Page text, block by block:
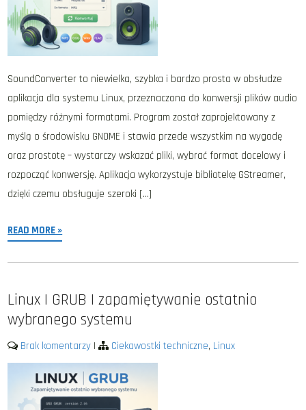
SoundConverter to niewielka, szybka i bardzo prosta w obsłudze
aplikacja dla systemu Linux, przeznaczona do konwersji plików audio
pomiędzy różnymi formatami. Program został zaprojektowany z
myślą o środowisku GNOME i stawia przede wszystkim na wygodę
oraz prostotę – wystarczy wskazać pliki, wybrać format docelowy i
rozpocząć konwersję. Aplikacja wykorzystuje bibliotekę GStreamer,
dzięki czemu obsługuje szeroki […]
READ MORE »
Linux | GRUB | zapamiętywanie ostatnio
wybranego systemu
Brak komentarzy | Ciekawostki techniczne, Linux